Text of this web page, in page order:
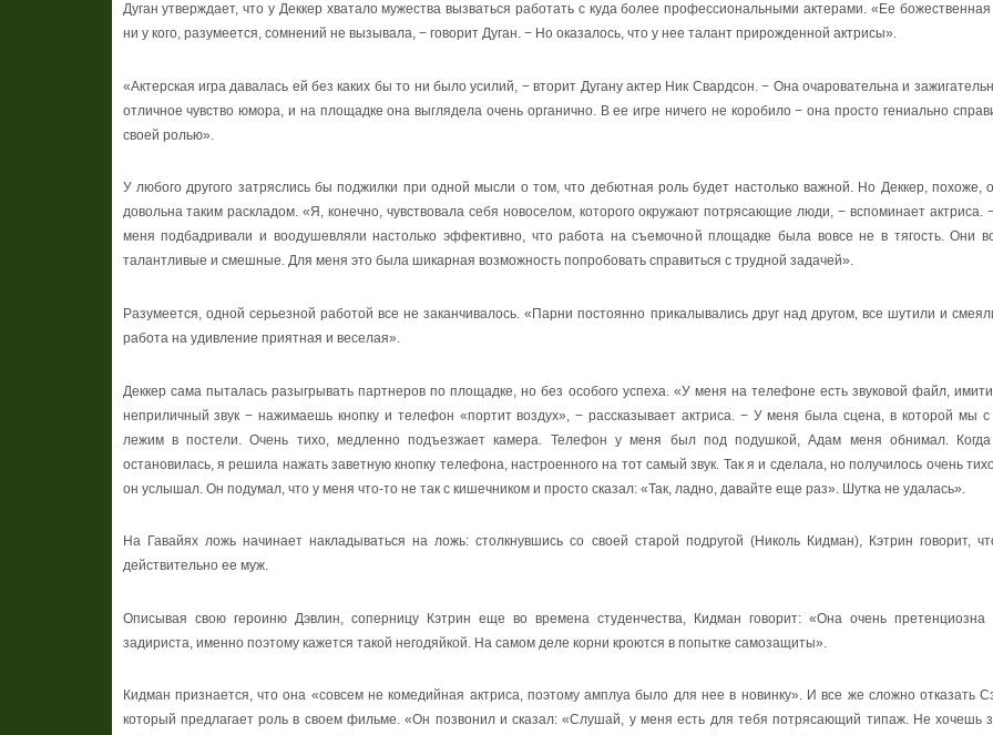
Дуган утверждает, что у Деккер хватало мужества вызваться работать с куда более профессиональными актерами. «Ее божественная
ни у кого, разумеется, сомнений не вызывала, − говорит Дуган. − Но оказалось, что у нее талант прирожденной актрисы».
«Актерская игра давалась ей без каких бы то ни было усилий, − вторит Дугану актер Ник Свардсон. − Она очаровательна и
отличное чувство юмора, и на площадке она выглядела очень органично. В ее игре ничего не коробило − она просто гениально
своей ролью».
У любого другого затряслись бы поджилки при одной мысли о том, что дебютная роль будет настолько важной. Но Деккер, похоже,
довольна таким раскладом. «Я, конечно, чувствовала себя новоселом, которого окружают потрясающие люди, − вспоминает актриса.
меня подбадривали и воодушевляли настолько эффективно, что работа на съемочной площадке была вовсе не в тягость. Они
талантливые и смешные. Для меня это была шикарная возможность попробовать справиться с трудной задачей».
Разумеется, одной серьезной работой все не заканчивалось. «Парни постоянно прикалывались друг над другом, все шутили и
работа на удивление приятная и веселая».
Деккер сама пыталась разыгрывать партнеров по площадке, но без особого успеха. «У меня на телефоне есть звуковой файл,
неприличный звук − нажимаешь кнопку и телефон «портит воздух», − рассказывает актриса. − У меня была сцена, в которой мы
лежим в постели. Очень тихо, медленно подъезжает камера. Телефон у меня был под подушкой, Адам меня обнимал.
остановилась, я решила нажать заветную кнопку телефона, настроенного на тот самый звук. Так я и сделала, но получилось очень
он услышал. Он подумал, что у меня что-то не так с кишечником и просто сказал: «Так, ладно, давайте еще раз». Шутка не удалась».
На Гавайях ложь начинает накладываться на ложь: столкнувшись со своей старой подругой (Николь Кидман), Кэтрин говорит,
действительно ее муж.
Описывая свою героиню Дэвлин, соперницу Кэтрин еще во времена студенчества, Кидман говорит: «Она очень претенциозна
задириста, именно поэтому кажется такой негодяйкой. На самом деле корни кроются в попытке самозащиты».
Кидман признается, что она «совсем не комедийная актриса, поэтому амплуа было для нее в новинку». И все же сложно отказать
который предлагает роль в своем фильме. «Он позвонил и сказал: «Слушай, у меня есть для тебя потрясающий типаж. Не хочешь